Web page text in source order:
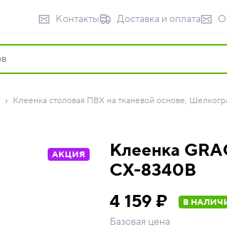
Контакты Доставка и оплата
Клеенка столовая ПВХ на тканевой основе,
АКЦИЯ
Клеенка
СХ-8340B
4 159 ₽
В
Базовая цена